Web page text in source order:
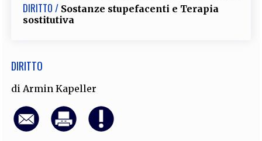
DIRITTO / Sostanze stupefacenti e Terapia
sostitutiva
DIRITTO
di Armin Kapeller